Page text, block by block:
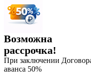
Возможна
рассрочка!
При заключении
аванса 50%